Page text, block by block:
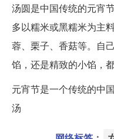
汤圆是中国传统的元宵
多以糯米或黑糯米为主
蓉、栗子、香菇等。自
馅，还是精致的小馅，
元宵节是一个传统的中
汤